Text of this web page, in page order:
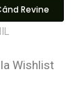
Revine
Wishlist